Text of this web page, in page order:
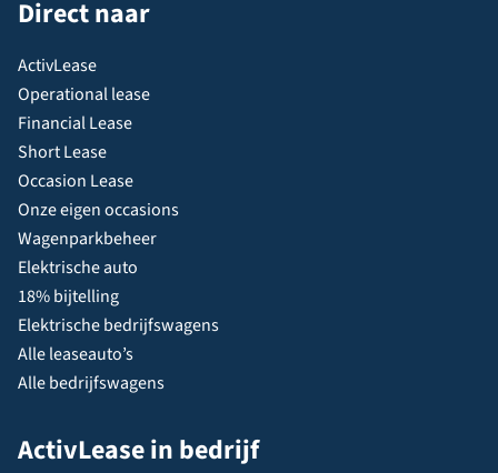
Direct naar
ActivLease
Operational lease
Financial Lease
Short Lease
Occasion Lease
Onze eigen occasions
Wagenparkbeheer
Elektrische auto
18% bijtelling
Elektrische bedrijfswagens
Alle leaseauto’s
Alle bedrijfswagens
ActivLease in bedrijf